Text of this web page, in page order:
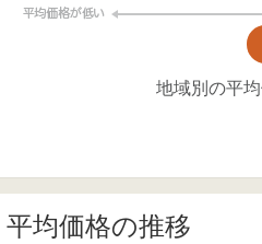
地域別の平
平均価格の推移